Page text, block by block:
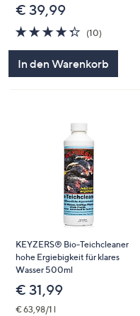
€ 39,99
4.3
von
(10)10
In den Warenkorb
KEYZERS® Bio-Teichcleaner
hohe Ergiebigkeit für klares
Wasser 500ml
€ 31,99
€ 63,98/1 l